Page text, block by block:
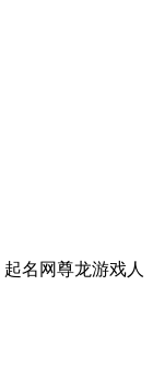
起名网尊龙游戏人